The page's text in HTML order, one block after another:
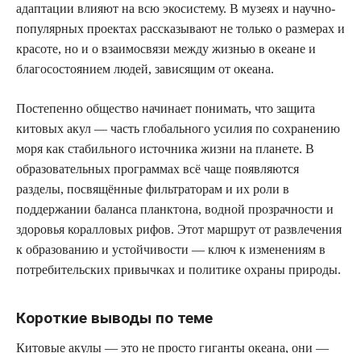
адаптации влияют на всю экосистему. В музеях и научно-
популярных проектах рассказывают не только о размерах и
красоте, но и о взаимосвязи между жизнью в океане и
благосостоянием людей, зависящим от океана.
Постепенно общество начинает понимать, что защита
китовых акул — часть глобального усилия по сохранению
моря как стабильного источника жизни на планете. В
образовательных программах всё чаще появляются
разделы, посвящённые фильтраторам и их роли в
поддержании баланса планктона, водной прозрачности и
здоровья коралловых рифов. Этот маршрут от развлечения
к образованию и устойчивости — ключ к изменениям в
потребительских привычках и политике охраны природы.
Короткие выводы по теме
Китовые акулы — это не просто гиганты океана, они —